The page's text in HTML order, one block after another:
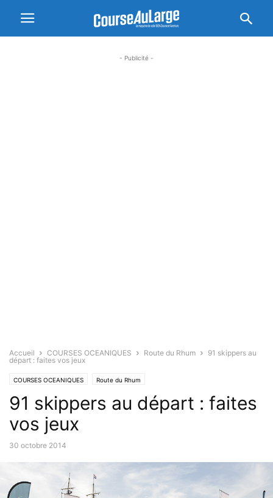
- Publicité -
Accueil COURSES OCEANIQUES Route du Rhum
91 skippers au
départ : faites vos jeux
COURSES OCEANIQUES Route du Rhum
91 skippers au départ : faites
vos jeux
30 octobre 2014